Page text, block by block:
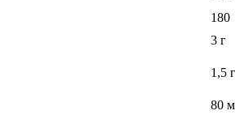
180
3 г
1,5 г
80